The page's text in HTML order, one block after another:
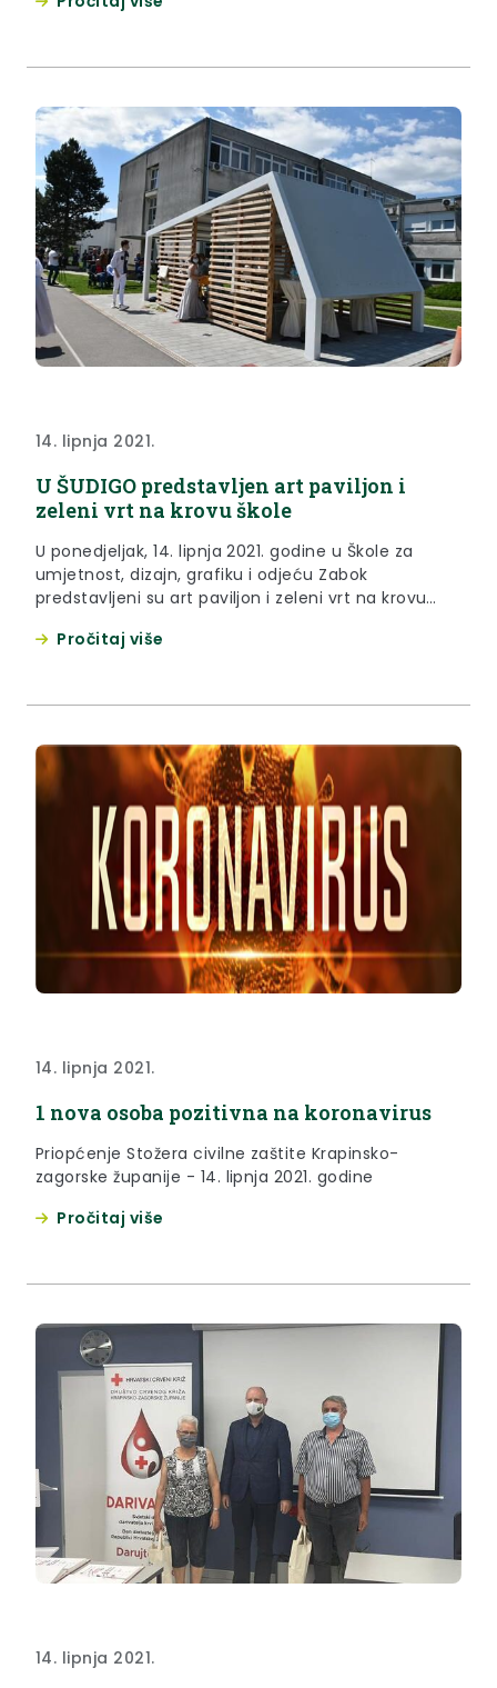
Hrvatskoj 2021. godine.
14. lipnja 2021.
U ŠUDIGO predstavljen art paviljon i
zeleni vrt na krovu škole
U ponedjeljak, 14. lipnja 2021. godine u Škole za
umjetnost, dizajn, grafiku i odjeću Zabok
predstavljeni su art paviljon i zeleni vrt na krovu
Pročitaj više
14. lipnja 2021.
1 nova osoba pozitivna na koronavirus
Priopćenje Stožera civilne zaštite Krapinsko-
zagorske županije - 14. lipnja 2021. godine
Pročitaj više
14. lipnja 2021.